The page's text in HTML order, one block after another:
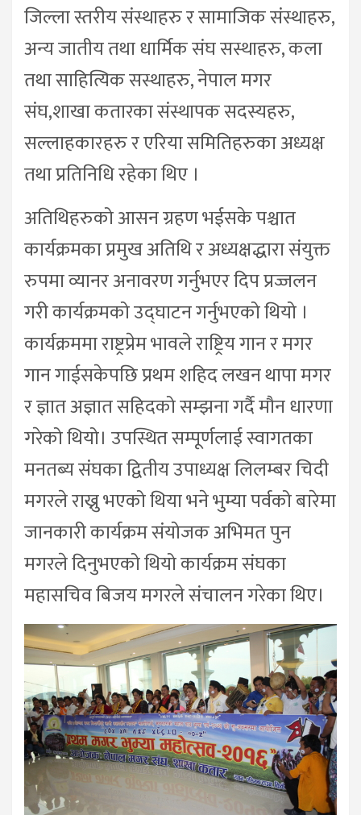
जिल्ला स्तरीय संस्थाहरु र सामाजिक संस्थाहरु,
अन्य जातीय तथा धार्मिक संघ सस्थाहरु, कला
तथा साहित्यिक सस्थाहरु, नेपाल मगर
संघ,शाखा कतारका संस्थापक सदस्यहरु,
सल्लाहकारहरु र एरिया समितिहरुका अध्यक्ष
तथा प्रतिनिधि रहेका थिए ।
अतिथिहरुको आसन ग्रहण भईसके पश्चात
कार्यक्रमका प्रमुख अतिथि र अध्यक्षद्धारा संयुक्त
रुपमा व्यानर अनावरण गर्नुभएर दिप प्रज्जलन
गरी कार्यक्रमको उद्घाटन गर्नुभएको थियो ।
कार्यक्रममा राष्ट्रप्रेम भावले राष्ट्रिय गान र मगर
गान गाईसकेपछि प्रथम शहिद लखन थापा मगर
र ज्ञात अज्ञात सहिदको सम्झना गर्दै मौन धारणा
गरेको थियो। उपस्थित सम्पूर्णलाई स्वागतका
मनतब्य संघका द्वितीय उपाध्यक्ष लिलम्बर चिदी
मगरले राख्नु भएको थिया भने भुम्या पर्वको बारेमा
जानकारी कार्यक्रम संयोजक अभिमत पुन
मगरले दिनुभएको थियो कार्यक्रम संघका
महासचिव बिजय मगरले संचालन गरेका थिए।